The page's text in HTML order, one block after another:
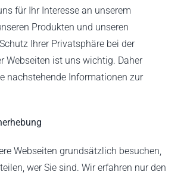
für Ihr Interesse an unserem
Produkten und unseren
Ihrer Privatsphäre bei der
Webseiten ist uns wichtig. Daher
nachstehende Informationen zur
Webseiten grundsätzlich besuchen,
wer Sie sind. Wir erfahren nur den